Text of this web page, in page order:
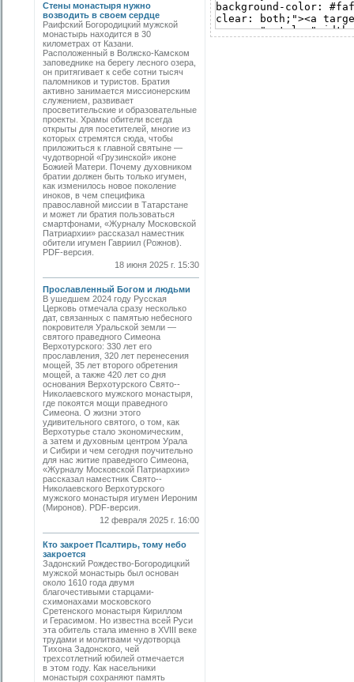
Стены монастыря нужно
возводить в своем сердце
Раифский Богородицкий мужской
монастырь находится в 30
километрах от Казани.
Расположенный в Волжско-Камском
заповеднике на берегу лесного озера,
он притягивает к себе сотни тысяч
паломников и туристов. Братия
активно занимается миссионерским
служением, развивает
просветительские и образовательные
проекты. Храмы обители всегда
открыты для посетителей, многие из
которых стремятся сюда, чтобы
приложиться к главной святыне —
чудотворной «Грузинской» иконе
Божией Матери. Почему духовником
братии должен быть только игумен,
как изменилось новое поколение
иноков, в чем специфика
православной миссии в Татарстане
и может ли братия пользоваться
смартфонами, «Журналу Московской
Патриархии» рассказал наместник
обители игумен Гавриил (Рожнов).
PDF-версия.
18 июня 2025 г. 15:30
Прославленный Богом и людьми
В ушедшем 2024 году Русская
Церковь отмечала сразу несколько
дат, связанных с памятью небесного
покровителя Уральской земли —
святого праведного ­Симеона
Верхотурского: 330 лет его
прославления, 320 лет перенесения
мощей, 35 лет второго обретения
мощей, а также 420 лет со дня
основания Верхотурского Свято-­
Николаевского мужского монастыря,
где покоятся мощи праведного
Симеона. О жизни этого
удивительного святого, о том, как
Верхотурье стало экономическим,
а затем и духовным центром Урала
и Сибири и чем сегодня поучительно
для нас житие праведного Симеона,
«Журналу Московской Патриархии»
рассказал наместник Свято-­
Николаевского Верхотурского
мужского монастыря игумен Иероним
(Миронов). PDF-версия.
12 февраля 2025 г. 16:00
Кто закроет Псалтирь, тому небо
закроется
Задонский Рождество-Богородицкий
мужской монастырь был основан
около 1610 года двумя
благочестивыми старцами-
схимонахами московского
Сретенского монастыря Кириллом
и Герасимом. Но известна всей Руси
эта обитель стала именно в XVIII веке
трудами и молитвами чудотворца
Тихона Задонского, чей
трехсотлетний юбилей отмечается
в этом году. Как насельники
монастыря сохраняют память